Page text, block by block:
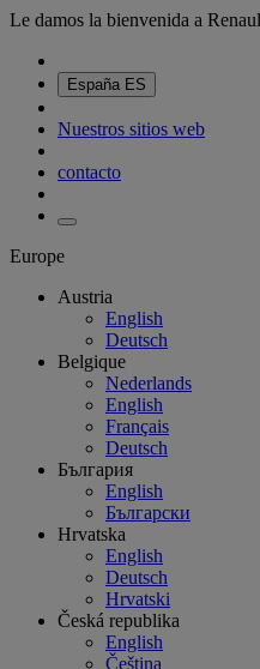
Le damos la bienvenida a
España ES
Nuestros sitios web
contacto
Europe
Austria
English
Deutsch
Belgique
Nederlands
English
Français
Deutsch
България
English
Български
Hrvatska
English
Deutsch
Hrvatski
Česká republika
English
Čeština